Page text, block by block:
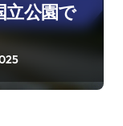
立公園で